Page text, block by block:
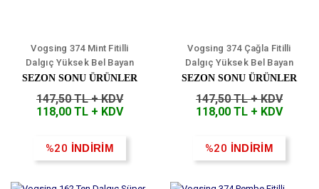
Vogsing 374 Mint Fitilli
Dalgıç Yüksek Bel Bayan
Tayt
SEZON SONU ÜRÜNLER
147,50 TL + KDV
118,00 TL + KDV
%20 İNDİRİM
Vogsing 374 Çağla Fitilli
Dalgıç Yüksek Bel Bayan
Tayt
SEZON SONU ÜRÜNLER
147,50 TL + KDV
118,00 TL + KDV
%20 İNDİRİM